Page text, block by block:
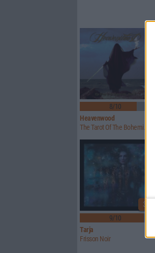
8/10
Heavenwood
3
9/10
Tarja
Frisson Noir